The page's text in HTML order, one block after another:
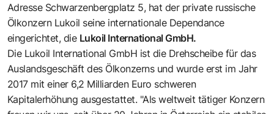
Adresse Schwarzenbergplatz 5,hat der private russische
Ölkonzern Lukoil seine internationale Dependance
eingerichtet, die Lukoil International GmbH.
Die Lukoil International GmbH ist die Drehscheibe für das
Auslandsgeschäft des Ölkonzerns und wurde erst im Jahr
2017 mit einer 6,2 Milliarden Euro schweren
Kapitalerhöhung ausgestattet. "Als weltweit tätiger Konzern